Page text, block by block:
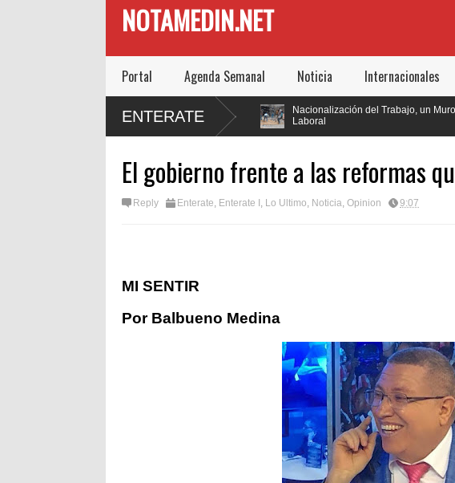
NOTAMEDIN.NET
Portal Agenda Semanal Noticia Internacionales
ENTERATENacionalización del Trabajo, un Muro
Laboral
Contraloría
El gobierno frente a las reformas
Reply Enterate, Enterate I , Lo Ultimo, Noticia, Opinion 9:07
MI SENTIR
Por Balbueno Medina